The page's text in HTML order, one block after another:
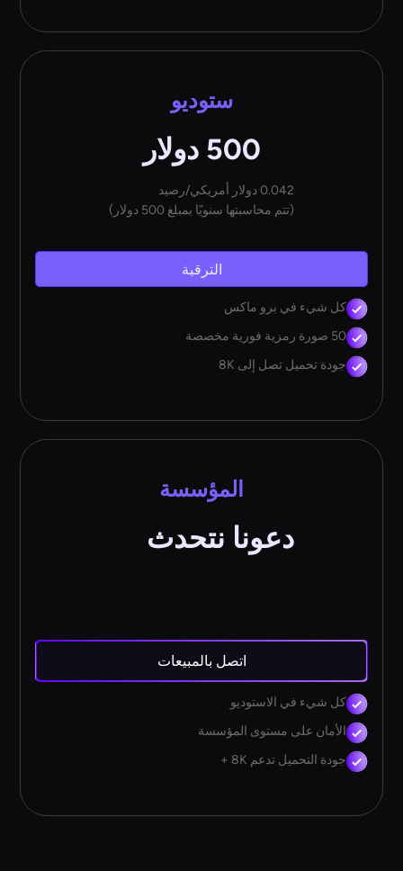
ستوديو
500 دولار
0.042 دولار أمريكي/رصيد
(تتم محاسبتها سنويًا بمبلغ 500 دولار)
الترقية
كل شيء في برو ماكس
50 صورة رمزية فورية مخصصة
جودة تحميل تصل إلى 8K
المؤسسة
دعونا نتحدث
اتصل بالمبيعات
كل شيء في الاستوديو
الأمان على مستوى المؤسسة
جودة التحميل تدعم 8K +